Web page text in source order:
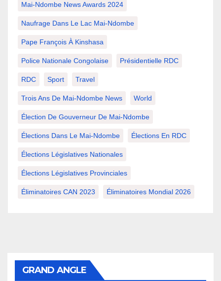
Mai-Ndombe News Awards 2024
Naufrage Dans Le Lac Mai-Ndombe
Pape François À Kinshasa
Police Nationale Congolaise Présidentielle RDC
RDC Sport Travel
Trois Ans De Mai-Ndombe News World
Élection De Gouverneur De Mai-Ndombe
Élections Dans Le Mai-Ndombe Élections En RDC
Élections Législatives Nationales
Élections Législatives Provinciales
Éliminatoires CAN 2023 Éliminatoires Mondial 2026
GRAND ANGLE